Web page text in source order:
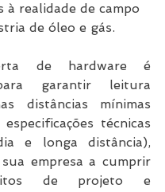
à realidade de campo
de óleo e gás.
de hardware é
garantir leitura
distâncias mínimas
técnicas
e longa distância),
empresa a cumprir
de projeto e